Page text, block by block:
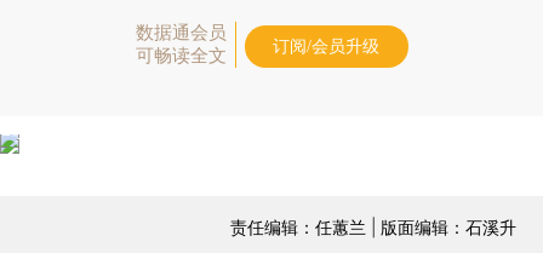
数据通会员
可畅读全文
订阅/会员升级
责任编辑：任蕙兰 | 版面编辑：石溪升